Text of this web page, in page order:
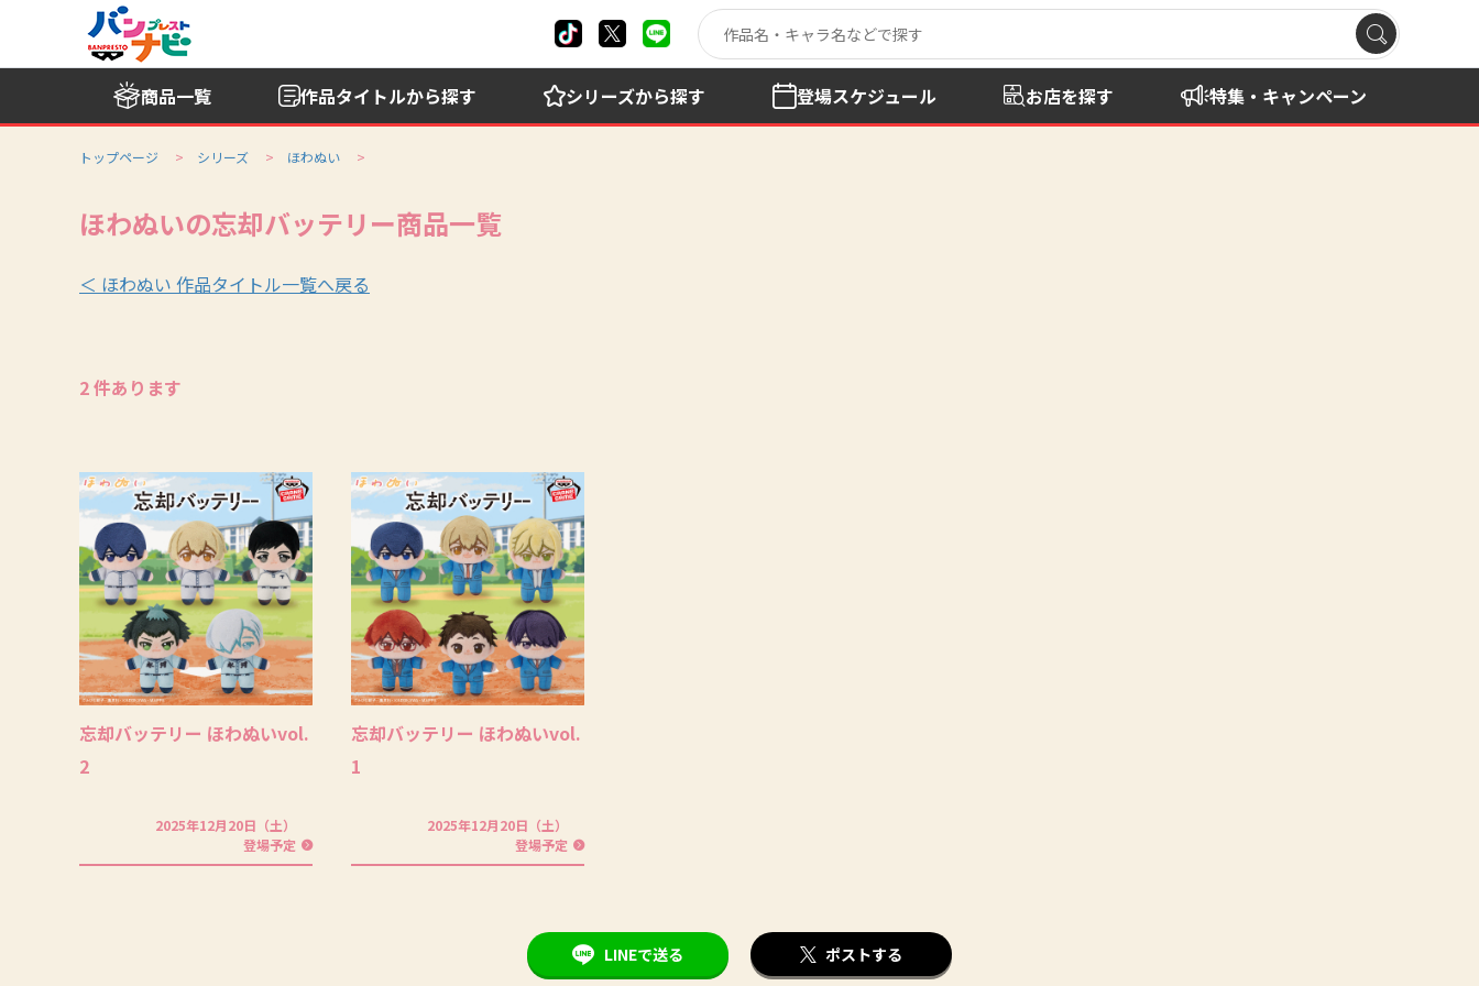
商品一覧 作品タイトルから探す シリーズから探す 登場スケジュール お店を探す 特集・キャンペーン
トップページ シリーズ ほわぬい
ほわぬいの忘却バッテリー商品一覧
＜ ほわぬい 作品タイトル一覧へ戻る
2 件あります
忘却バッテリー ほわぬいvol.
2
2025年12月20日（土）
登場予定
忘却バッテリー ほわぬいvol.
1
2025年12月20日（土）
登場予定
LINEで送る ポストする